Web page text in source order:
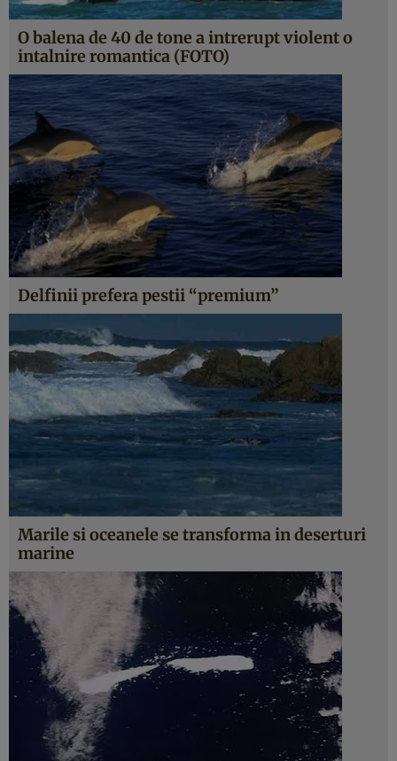
O balena de 40 de tone a intrerupt violent o
intalnire romantica (FOTO)
Delfinii prefera pestii “premium”
Marile si oceanele se transforma in deserturi
marine